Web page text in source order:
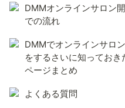
DMMオンラインサロン
での流れ
DMMでオンラインサロ
をするさいに知っておき
ページまとめ
よくある質問